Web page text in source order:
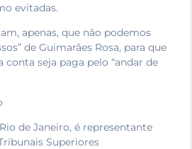
evitadas.
apenas, que não podemos
de Guimarães Rosa, para que
conta seja paga pelo “andar de
de Janeiro, é representante
Superiores